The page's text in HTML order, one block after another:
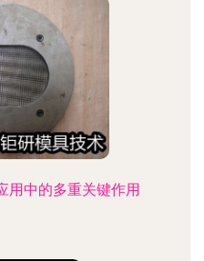
用中的多重关键作用